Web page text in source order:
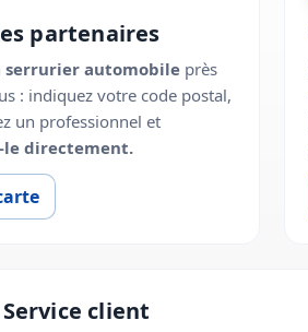
partenaires
serrurier automobile près
: indiquez votre code postal,
un professionnel et
le directement.
Service client